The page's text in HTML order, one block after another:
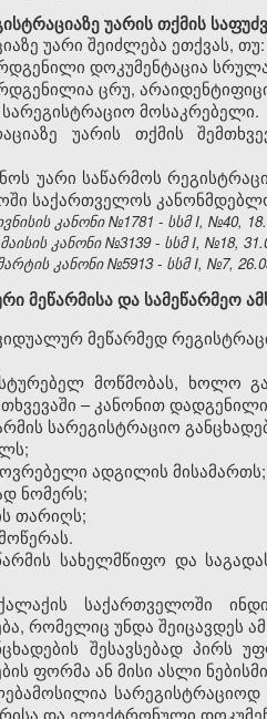
უარის თქმის
უარი შეიძლება ეთქვას, თუ:
დოკუმენტაცია
ცრუ,
მოსაკრებელი.
უარის თქმის
უარი საწარმოს
საქართველოს
კანონი №1781 - სსმ I, №40,
კანონი №3139 - სსმ I, №18,
კანონი №5913 - სსმ I, №7,
მეწარმისა და სამეწარმეო
მეწარმედ
მოწმობას, ხოლო
– კანონით
სარეგისტრაციო
ადგილის მისამართს;
ნომერს;
თარიღს;
სახელმწიფო და
საქართველოში
რომელიც უნდა შეიცავდეს
შესავსებად პირს
ფორმა ან მისი ასლი
და ელექტრონული